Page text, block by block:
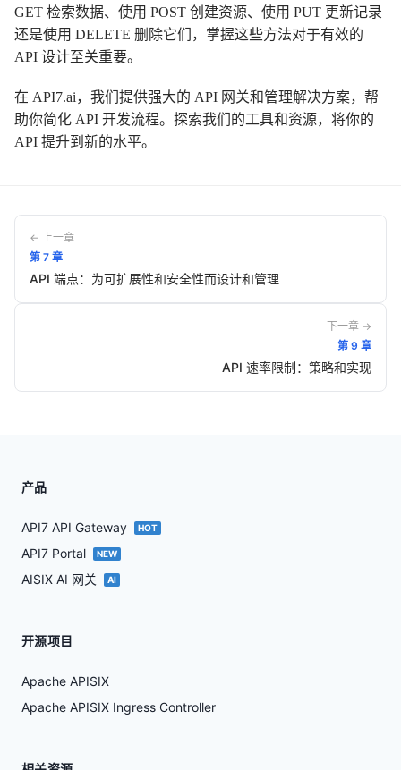
GET 检索数据、使用 POST 创建资源、使用 PUT 更新记录
还是使用 DELETE 删除它们，掌握这些方法对于有效的
API 设计至关重要。
在 API7.ai，我们提供强大的 API 网关和管理解决方案，帮
助你简化 API 开发流程。探索我们的工具和资源，将你的
API 提升到新的水平。
← 上一章
第 7 章
API 端点：为可扩展性和安全性而设计和管理
下一章 →
第 9 章
API 速率限制：策略和实现
产品
API7 API Gateway HOT
API7 Portal NEW
AISIX AI 网关 AI
开源项目
Apache APISIX
Apache APISIX Ingress Controller